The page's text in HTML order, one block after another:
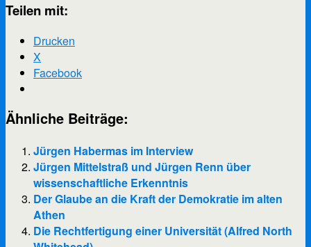
Teilen mit:
Drucken
X
Facebook
Ähnliche Beiträge:
Jürgen Habermas im Interview
Jürgen Mittelstraß und Jürgen Renn über
wissenschaftliche Erkenntnis
Der Glaube an die Kraft der Demokratie im alten
Athen
Die Rechtfertigung einer Universität (Alfred North